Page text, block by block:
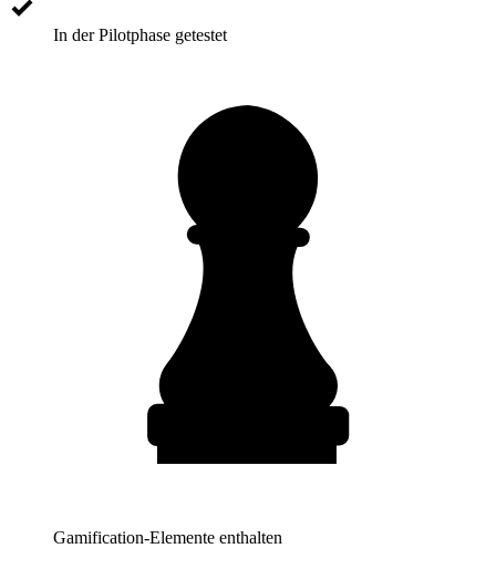
In der Pilotphase getestet
Gamification-Elemente enthalten